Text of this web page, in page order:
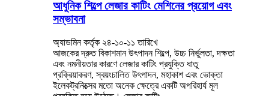
আধুনিক শিল্পে লেজার কাটিং মেশিনের প্রয়োগ এবং
সম্ভাবনা
অ্যাডমিন কর্তৃক ২৪-১০-১১ তারিখে
আজকের দ্রুত বিকাশমান উৎপাদন শিল্পে, উচ্চ নির্ভুলতা, দক্ষতা
এবং নমনীয়তার কারণে লেজার কাটিং প্রযুক্তি ধাতু
প্রক্রিয়াকরণ, স্বয়ংচালিত উৎপাদন, মহাকাশ এবং ভোক্তা
ইলেকট্রনিক্সের মতো অনেক ক্ষেত্রে একটি অপরিহার্য মূল